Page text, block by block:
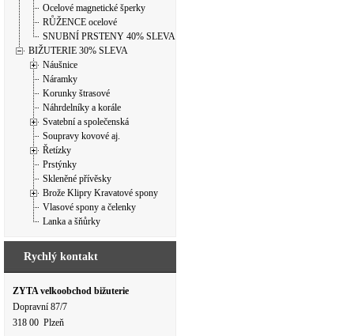
Ocelové magnetické šperky
RŮŽENCE ocelové
SNUBNÍ PRSTENY 40% SLEVA
BIŽUTERIE 30% SLEVA
Náušnice
Náramky
Korunky štrasové
Náhrdelníky a korále
Svatební a společenská
Soupravy kovové aj.
Řetízky
Prstýnky
Skleněné přívěsky
Brože Klipry Kravatové spony
Vlasové spony a čelenky
Lanka a šňůrky
Rychlý kontakt
ZYTA velkoobchod bižuterie
Dopravní 87/7
318 00 Plzeň